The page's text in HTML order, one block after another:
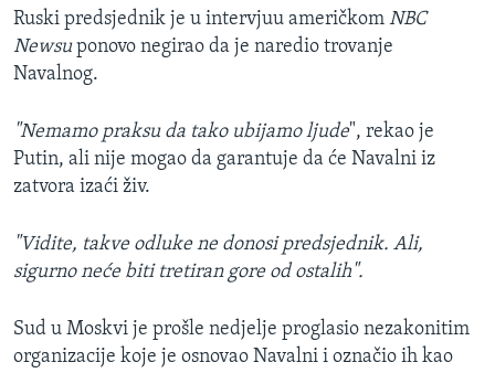
Ruski predsjednik je u intervjuu američkom NBC
Newsuponovo negirao da je naredio trovanje
Navalnog.
"Nemamo praksu da tako ubijamo ljude", rekao je
Putin, ali nije mogao da garantuje da će Navalni iz
zatvora izaći živ.
"Vidite, takve odluke ne donosi predsjednik. Ali,
sigurno neće biti tretiran gore od ostalih".
Sud u Moskvi je prošle nedjelje proglasio nezakonitim
organizacije koje je osnovao Navalni i označio ih kao